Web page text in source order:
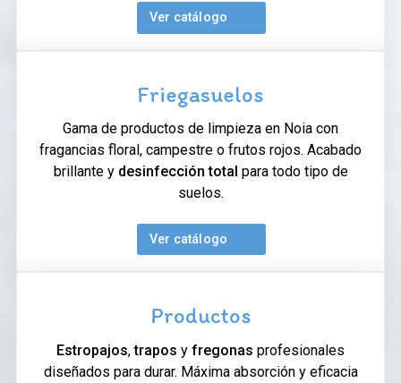
Ver catálogo
Friegasuelos
Gama de productos de limpieza en Noia con
fragancias floral, campestre o frutos rojos. Acabado
brillante y desinfección total para todo tipo de
suelos.
Ver catálogo
Productos
Estropajos,trapos y fregonas profesionales
diseñados para durar. Máxima absorción y eficacia